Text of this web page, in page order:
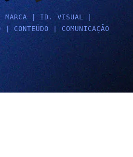
MARCA | ID. VISUAL |
| CONTEÚDO | COMUNICAÇÃO